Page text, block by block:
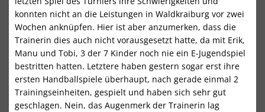
konnten nicht an die Leistungen in Waldkraiburg vor zwei
Wochen anknüpfen. Hier ist aber anzumerken, dass die
Trainerin dies auch nicht vorausgesetzt hatte, da mit Erik,
Manu und Tobi, 3 der 7 Kinder noch nie ein E-Jugendspiel
bestritten hatten. Letztere haben gestern sogar erst ihre
ersten Handballspiele überhaupt, nach gerade einmal 2
Trainingseinheiten, gespielt und haben sich sehr gut
geschlagen. Nein, das Augenmerk der Trainerin lag